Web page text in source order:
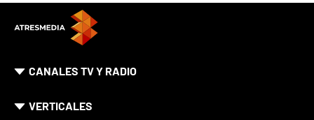
CANALES TV Y RADIO
VERTICALES